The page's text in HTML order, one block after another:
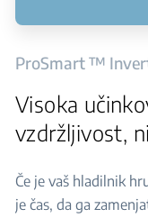
ProSmart ™
Visoka
vzdržljivost,
Če je vaš hladilnik
je čas, da ga